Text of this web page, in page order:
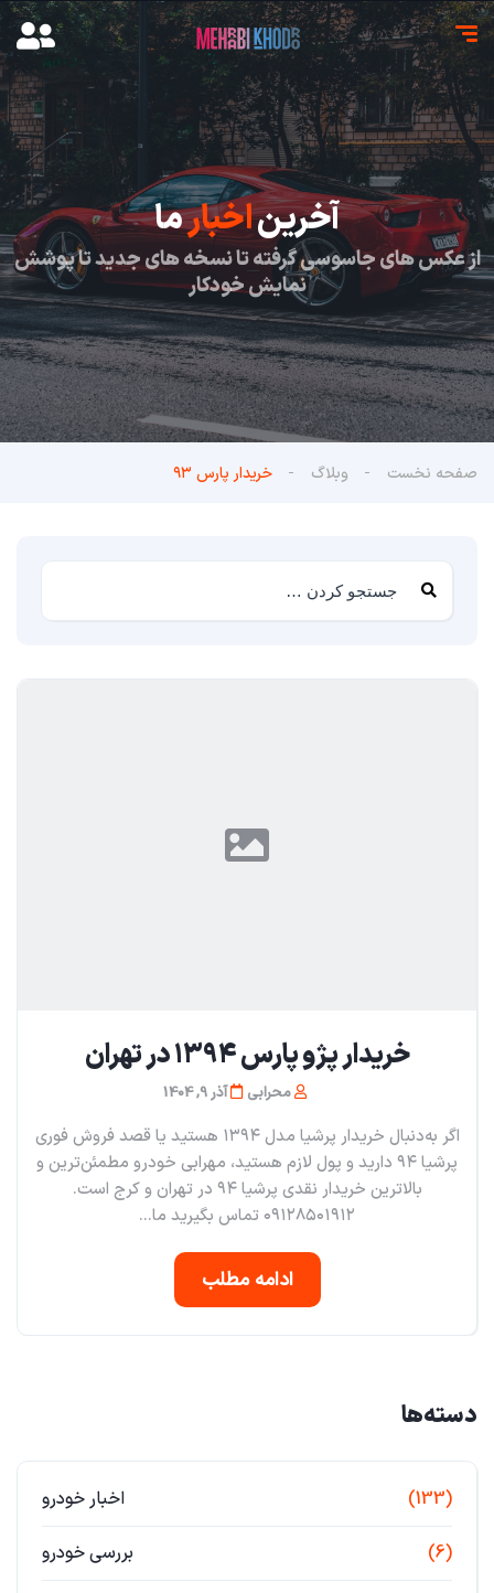
آخریناخبارما
از عکس های جاسوسی گرفته تا نسخه های جدید تا پوشش
نمایش خودکار
صفحه نخست وبلاگ خریدار پارس ۹۳
خریدار پژو پارس 1394 در تهران
محرابی آذر 9, 1404
اگر به‌دنبال خریدار پرشیا مدل ۱۳۹۴ هستید یا قصد فروش فوری
پرشیا ۹۴ دارید و پول لازم هستید، مهرابی خودرو مطمئن‌ترین و
بالاترین خریدار نقدی پرشیا ۹۴ در تهران و کرج است.
۰۹۱۲۸۵۰۱۹۱۲ تماس بگیرید ما...
ادامه مطلب
دسته‌ها
اخبار خودرو (133)
بررسی خودرو (6)